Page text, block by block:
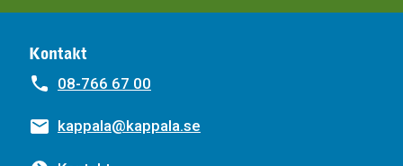
Kontakt
08-766 67 00
kappala@kappala.se